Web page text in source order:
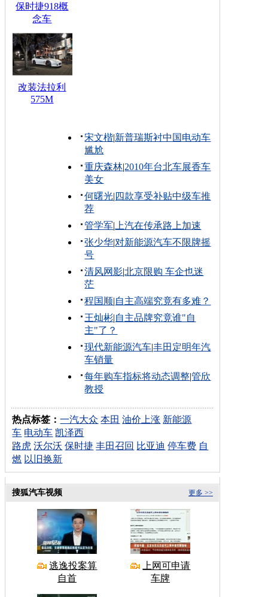
保时捷918概
念车
改装法拉利
575M
宋文楷|新普瑞斯衬中国电动车
尴尬
重庆森林|2010年台北车展香车
美女
何曙光| 四款享受补贴中级车推
荐
管学军| 上汽在传承路上加速
张少华|对新能源汽车不限牌摇
号
清风网影|北京限购 车企也迷
茫
程国顺|自主高端究竟有多难？
王灿彬|自主品牌究竟谁"自
主"了？
现代新能源汽车|丰田定明年汽
车销量
每年购车指标将动态调整|管欣
教授
热点标签：一汽大众 本田 油价上涨 新能源
车 电动车 凯泽西
路虎 沃尔沃 保时捷 丰田召回 比亚迪 停车费 自
燃 以旧换新
更多 >>
搜狐汽车视频
逃逸投案算
自首
上网可申请
车牌